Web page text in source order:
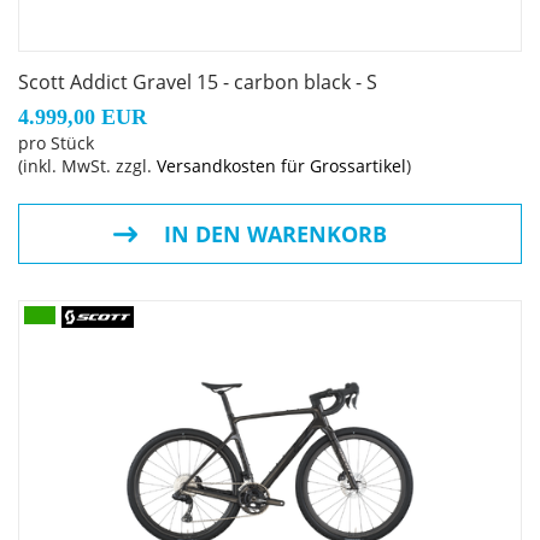
Scott Addict Gravel 15 - carbon black - S
4.999,00 EUR
pro Stück
(inkl. MwSt. zzgl. Versandkosten für Grossartikel)
IN DEN WARENKORB